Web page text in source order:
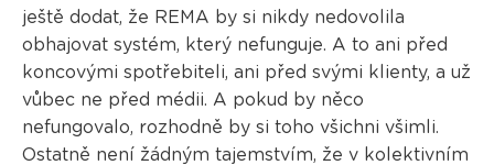
ještě dodat, že REMA by si nikdy nedovolila
obhajovat systém, který nefunguje. A to ani před
koncovými spotřebiteli, ani před svými klienty, a už
vůbec ne před médii. A pokud by něco
nefungovalo, rozhodně by si toho všichni všimli.
Ostatně není žádným tajemstvím, že v kolektivním